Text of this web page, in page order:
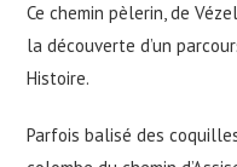
Ce chemin pèlerin, de
la découverte d’un
Histoire.
Parfois balisé des